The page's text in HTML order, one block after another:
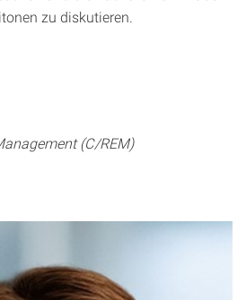
zu diskutieren.
(C/REM)